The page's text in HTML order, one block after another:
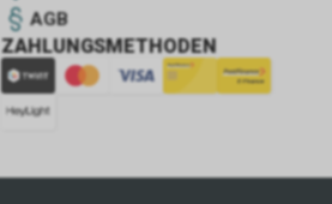
AGB
ZAHLUNGSMETHODEN